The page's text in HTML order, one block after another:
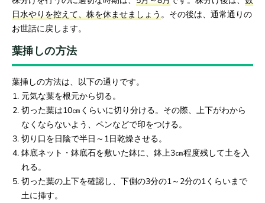
日水やりを控えて、株を休ませましょう。その後は、通常通りの
お世話に戻します。
葉挿しの方法
葉挿しの方法は、以下の通りです。
元気な葉を根元から切る。
切った葉は10㎝くらいに切り分ける。その際、上下がわから
なくならないよう、ペンなどで印をつける。
切り口を日陰で半日～1日乾燥させる。
鉢底ネット・鉢底石を敷いた鉢に、鉢上3㎝程度残して土を入
れる。
切った葉の上下を確認し、下側の3分の1～2分の1くらいまで
土に挿す。